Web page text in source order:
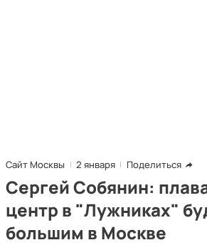
Сайт Москвы 2 января Поделиться
Сергей Собянин:
центр в "Лужниках"
большим в Москве